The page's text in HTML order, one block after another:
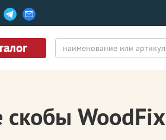
WoodFix